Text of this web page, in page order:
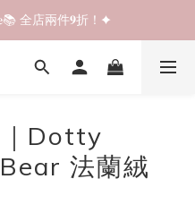
全店兩件𝟗折！✦
全店兩件𝟗折！✦
豐站/智能櫃免運費！✦
｜Dotty
法蘭絨